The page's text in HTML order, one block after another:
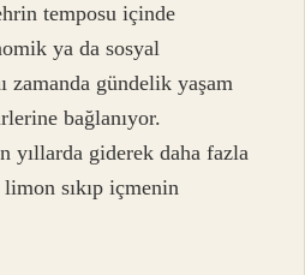
temposu içinde
ya da sosyal
zamanda gündelik yaşam
bağlanıyor.
yıllarda giderek daha fazla
sıkıp içmenin